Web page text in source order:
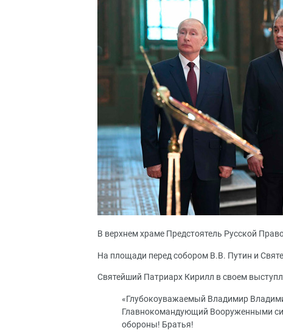
В верхнем храме Предстоятель Русской
На площади перед собором В.В. Путин и
Святейший Патриарх Кирилл в своем
«Глубокоуважаемый Владимир
Главнокомандующий Вооруженными
обороны! Братья!